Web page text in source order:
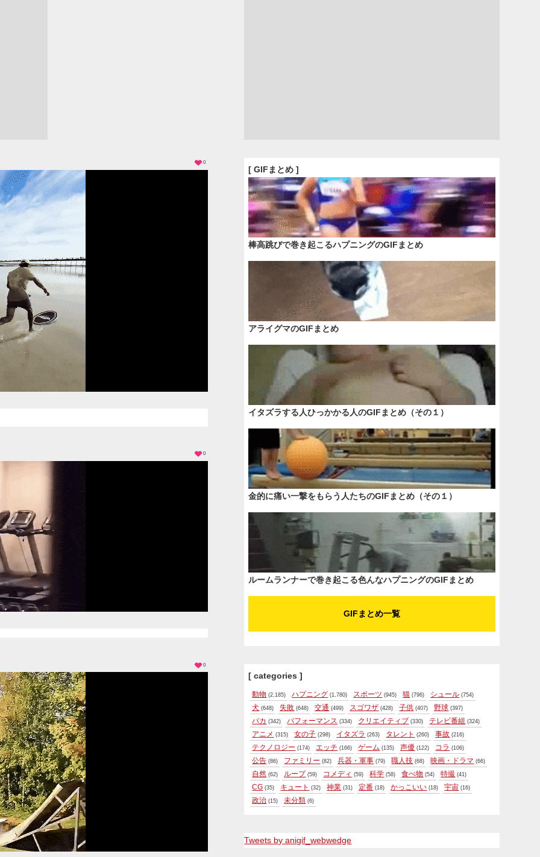
0
0
0
[ GIFまとめ ]
棒高跳びで巻き起こるハプニングのGIFまとめ
アライグマのGIFまとめ
イタズラする人ひっかかる人のGIFまとめ（その１）
金的に痛い一撃をもらう人たちのGIFまとめ（その１）
ルームランナーで巻き起こる色んなハプニングのGIFまとめ
GIFまとめ一覧
[ categories ]
動物 (2,185) ハプニング (1,780) スポーツ (945) 猫 (796) シュール (754)
犬 (648) 失敗 (648) 交通 (499) スゴワザ (428) 子供 (407) 野球 (397)
バカ (342) パフォーマンス (334) クリエイティブ (330) テレビ番組 (324)
アニメ (315) 女の子 (298) イタズラ (263) タレント (260) 事故 (216)
テクノロジー (174) エッチ (166) ゲーム (135) 声優 (122) コラ (106)
公告 (86) ファミリー (82) 兵器・軍事 (79) 職人技 (68) 映画・ドラマ (66)
自然 (62) ループ (59) コメディ (59) 科学 (58) 食べ物 (54) 特撮 (41)
CG (35) キュート (32) 神業 (31) 定番 (18) かっこいい (18) 宇宙 (16)
政治 (15) 未分類 (6)
Tweets by anigif_webwedge